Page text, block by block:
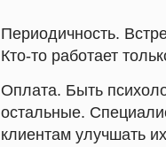
Периодичность.
Кто-то работает
Оплата. Быть
остальные.
клиентам улучшать